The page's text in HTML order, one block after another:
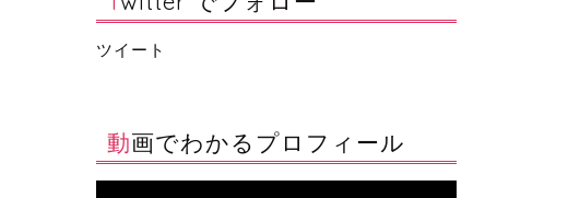
ツイート
動画でわかるプロフィール